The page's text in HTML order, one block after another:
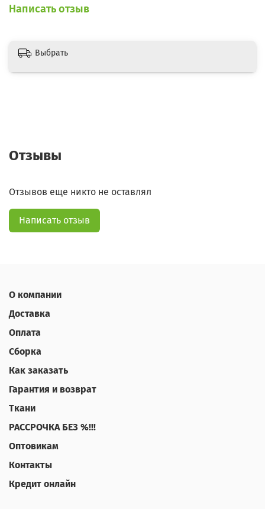
Написать отзыв
Выбрать
Отзывы
Отзывов еще никто не оставлял
Написать отзыв
О компании
Доставка
Оплата
Сборка
Как заказать
Гарантия и возврат
Ткани
РАССРОЧКА БЕЗ %!!!
Оптовикам
Контакты
Кредит онлайн